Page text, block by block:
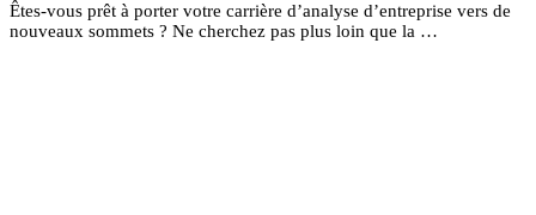
Êtes-vous prêt à porter votre carrière d’analyse d’entreprise vers de
nouveaux sommets ? Ne cherchez pas plus loin que la …